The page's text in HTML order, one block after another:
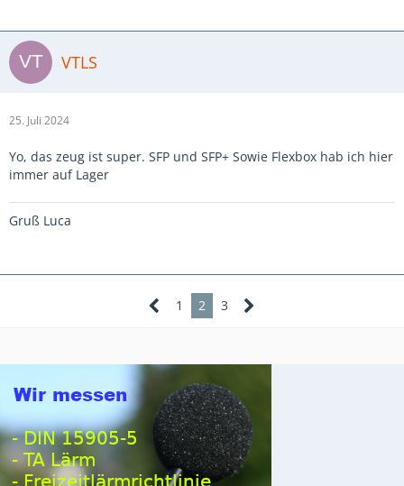
VTLS
25. Juli 2024
Yo, das zeug ist super. SFP und SFP+ Sowie Flexbox hab ich hier
immer auf Lager
Gruß Luca
1 2 3